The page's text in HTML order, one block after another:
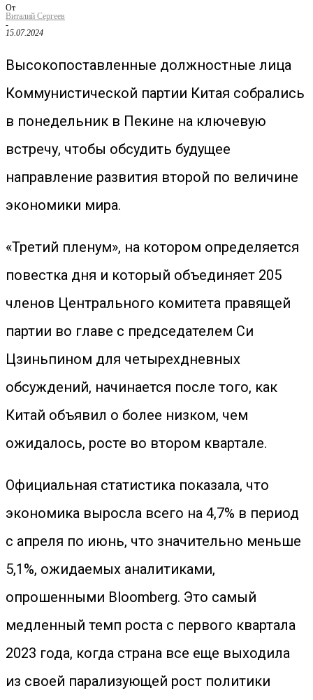
От
Виталий Сергеев
-
15.07.2024
Высокопоставленные должностные лица
Коммунистической партии Китая собрались
в понедельник в Пекине на ключевую
встречу, чтобы обсудить будущее
направление развития второй по величине
экономики мира.
«Третий пленум», на котором определяется
повестка дня и который объединяет 205
членов Центрального комитета правящей
партии во главе с председателем Си
Цзиньпином для четырехдневных
обсуждений, начинается после того, как
Китай объявил о более низком, чем
ожидалось, росте во втором квартале.
Официальная статистика показала, что
экономика выросла всего на 4,7% в период
с апреля по июнь, что значительно меньше
5,1%, ожидаемых аналитиками,
опрошенными Bloomberg. Это самый
медленный темп роста с первого квартала
2023 года, когда страна все еще выходила
из своей парализующей рост политики